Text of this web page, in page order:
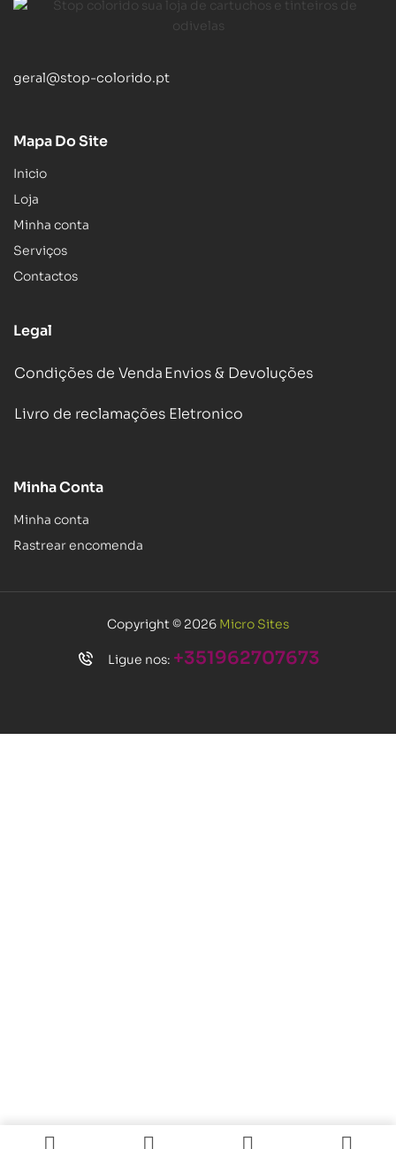
geral@stop-colorido.pt
Mapa Do Site
Inicio
Loja
Minha conta
Serviços
Contactos
Legal
Condições de VendaEnvios & Devoluções
Livro de reclamações Eletronico
Minha Conta
Minha conta
Rastrear encomenda
Copyright © 2026 Micro Sites
Ligue nos: +351962707673